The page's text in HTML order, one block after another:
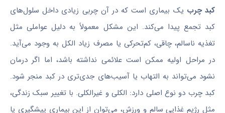
کبد چرب یک بیماری است که در آن چربی زیادی داخل سلول‌های
کبد تجمع پیدا می‌کند. این مشکل معمولاً به دلیل عواملی مثل
تغذیه ناسالم، چاقی، کم‌تحرکی یا مصرف زیاد الکل به وجود می‌آید.
در مراحل اولیه ممکن است علائمی نداشته باشد، اما اگر درمان
نشود می‌تواند به التهاب یا آسیب‌های جدی‌تری در کبد منجر شود.
کبد چرب دو نوع اصلی دارد: الکلی و غیرالکلی. با تغییر سبک زندگی،
مثل رژیم غذایی سالم و ورزش، می‌توان از این بیماری پیشگیری یا